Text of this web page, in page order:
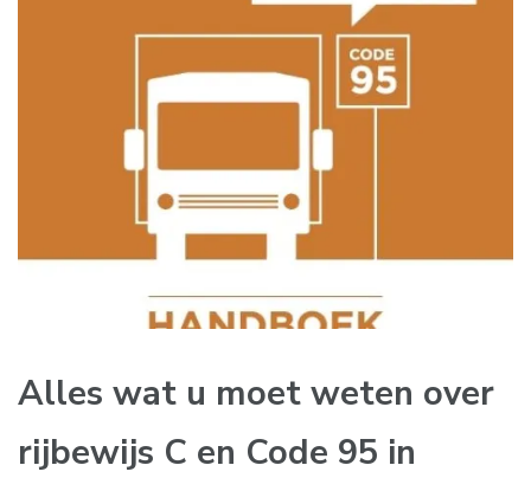
Alles wat u moet weten over
rijbewijs C en Code 95 in